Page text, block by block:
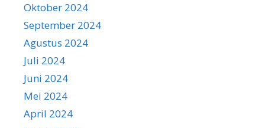
Oktober 2024
September 2024
Agustus 2024
Juli 2024
Juni 2024
Mei 2024
April 2024